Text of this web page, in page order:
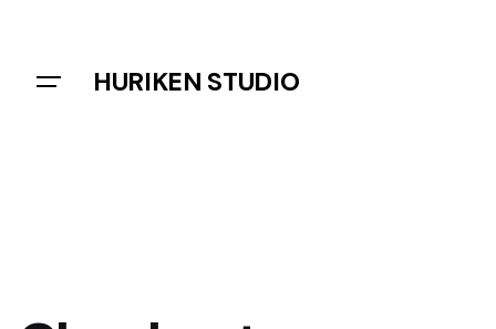
content
HURIKEN STUDIO